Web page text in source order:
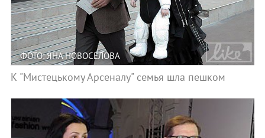
ФОТО: ЯНА НОВОСЕЛОВА
К "Мистецькому Арсеналу" семья шла пешком